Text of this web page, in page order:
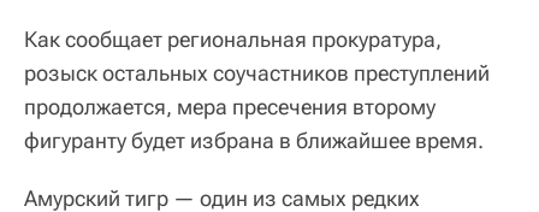
Как сообщает региональная прокуратура,
розыск остальных соучастников преступлений
продолжается, мера пресечения второму
фигуранту будет избрана в ближайшее время.
Амурский тигр — один из самых редких